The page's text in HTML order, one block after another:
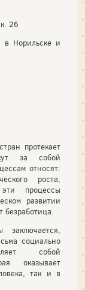
26
в Норильске и
протекает
за собой
относят:
роста,
эти процессы
развитии
безработица.
заключается,
социально
собой
оказывает
так и в